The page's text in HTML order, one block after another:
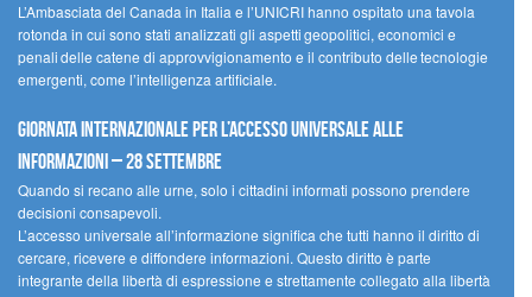
L’Ambasciata del Canada in Italia e l’UNICRI hanno ospitato una tavola
rotonda in cui sono stati analizzati gli aspetti geopolitici, economici e
penali delle catene di approvvigionamento e il contributo delle tecnologie
emergenti, come l’intelligenza artificiale.
Giornata internazionale per l’accesso universale alle
informazioni – 28 settembre
Quando si recano alle urne, solo i cittadini informati possono prendere
decisioni consapevoli.
L’accesso universale all’informazione significa che tutti hanno il diritto di
cercare, ricevere e diffondere informazioni. Questo diritto è parte
integrante della libertà di espressione e strettamente collegato alla libertà